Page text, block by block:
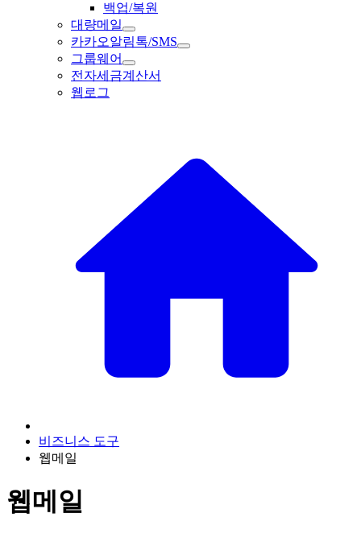
백업/복원
대량메일
카카오알림톡/SMS
그룹웨어
전자세금계산서
웹로그
비즈니스 도구
웹메일
웹메일